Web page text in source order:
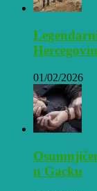
01/02/2026
u Gacku